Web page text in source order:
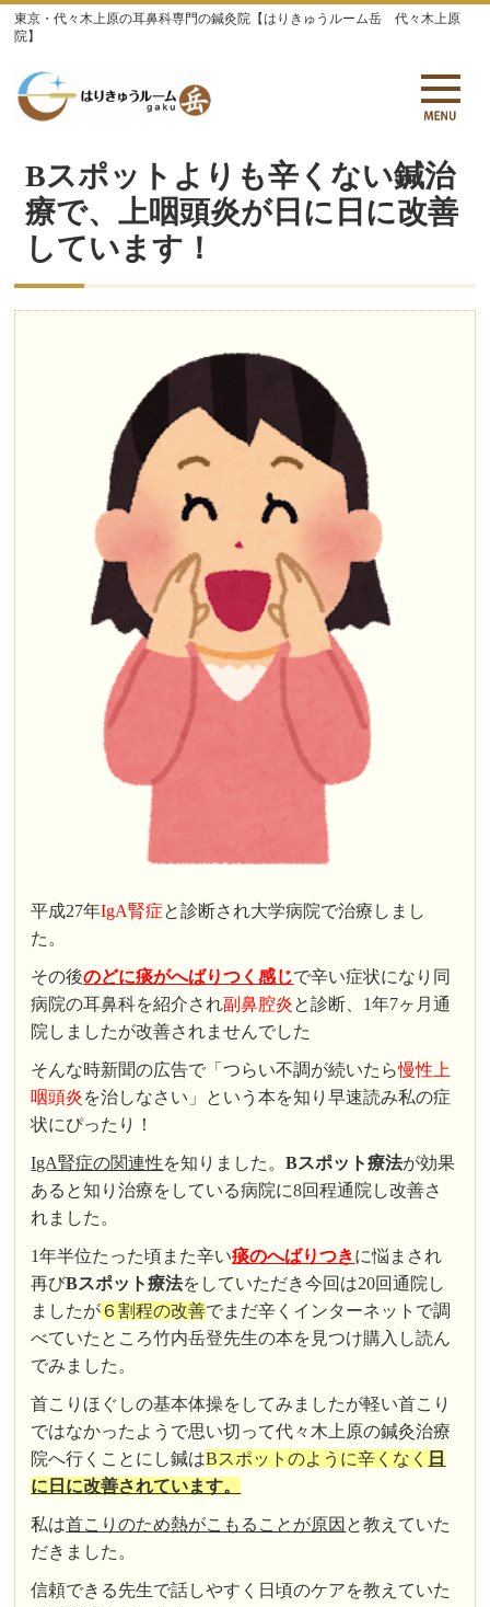
東京・代々木上原の耳鼻科専門の鍼灸院【はりきゅうルーム岳 代々木上原
院】
Bスポットよりも辛くない鍼治
療で、上咽頭炎が日に日に改善
しています！
平成27年IgA腎症と診断され大学病院で治療しまし
た。
その後のどに痰がへばりつく感じで辛い症状になり同
病院の耳鼻科を紹介され副鼻腔炎と診断、1年7ヶ月通
院しましたが改善されませんでした
そんな時新聞の広告で「つらい不調が続いたら慢性上
咽頭炎を治しなさい」という本を知り早速読み私の症
状にぴったり！
IgA腎症の関連性を知りました。Bスポット療法が効果
あると知り治療をしている病院に8回程通院し改善さ
れました。
1年半位たった頃また辛い痰のへばりつきに悩まされ
再びBスポット療法をしていただき今回は20回通院し
ましたが ６割程の改善でまだ辛くインターネットで調
べていたところ竹内岳登先生の本を見つけ購入し読ん
でみました。
首こりほぐしの基本体操をしてみましたが軽い首こり
ではなかったようで思い切って代々木上原の鍼灸治療
院へ行くことにし鍼はBスポットのように辛くなく 日
に日に改善されています。
私は首こりのため熱がこもることが原因 と教えていた
だきました。
信頼できる先生で話しやすく日頃のケアを教えていた